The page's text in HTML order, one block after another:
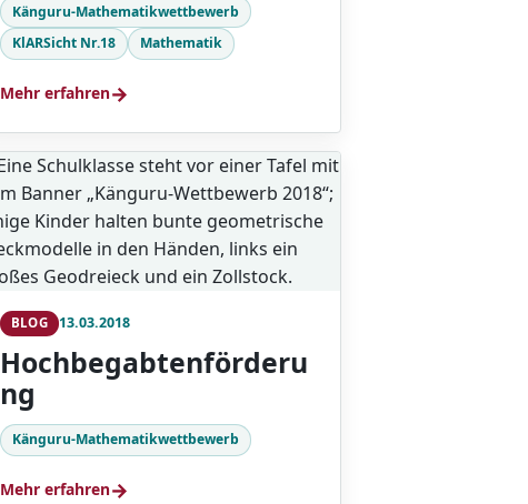
Känguru-Mathematikwettbewerb
KlARSicht Nr.18
Mathematik
Mehr erfahren→
BLOG 13.03.2018
Hochbegabtenförderu
ng
Känguru-Mathematikwettbewerb
Mehr erfahren→